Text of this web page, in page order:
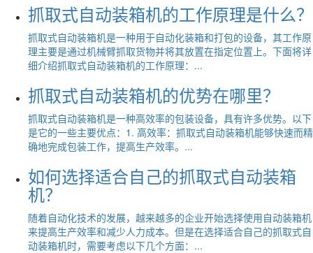
抓取式自动装箱机的工作原理是什么？
抓取式自动装箱机是一种用于自动化装箱和打包的设备，其工作原
理主要是通过机械臂抓取货物并将其放置在指定位置上。下面将详
细介绍抓取式自动装箱机的工作原理：...
抓取式自动装箱机的优势在哪里？
抓取式自动装箱机是一种高效率的包装设备，具有许多优势。以下
是它的一些主要优点：1. 高效率：抓取式自动装箱机能够快速而精
确地完成包装工作，提高生产效率。...
如何选择适合自己的抓取式自动装箱
机？
随着自动化技术的发展，越来越多的企业开始选择使用自动装箱机
来提高生产效率和减少人力成本。但是在选择适合自己的抓取式自
动装箱机时，需要考虑以下几个方面：...